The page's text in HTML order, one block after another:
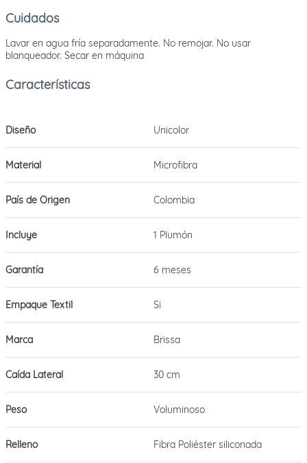
Cuidados
Lavar en agua fría separadamente. No remojar. No usar
blanqueador. Secar en máquina
Diseño Unicolor
Material Microfibra
País de Origen Colombia
Incluye 1 Plumón
Garantía 6 meses
Empaque Textil Si
Marca Brissa
Caída Lateral 30 cm
Peso Voluminoso
Relleno Fibra Poliéster siliconada